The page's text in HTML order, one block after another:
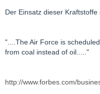
Der Einsatz dieser
"....The Air Force is
from coal instead of oil....."
http://www.forbes.com/